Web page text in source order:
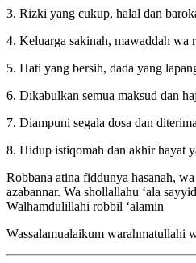
3. Rizki yang cukup, halal dan
4. Keluarga sakinah, mawaddah wa
5. Hati yang bersih, dada yang
6. Dikabulkan semua maksud dan
7. Diampuni segala dosa dan
8. Hidup istiqomah dan akhir hayat
Robbana atina fiddunya hasanah,
azabannar. Wa shollallahu ‘ala
Walhamdulillahi robbil ‘alamin
Wassalamualaikum warahmatullahi